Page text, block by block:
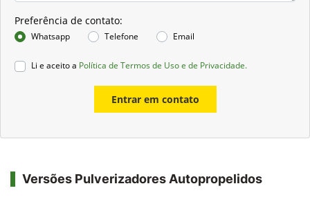
Preferência de contato:
Whatsapp Telefone Email
Li e aceito a Política de Termos de Uso e de Privacidade.
Entrar em contato
Versões Pulverizadores Autopropelidos